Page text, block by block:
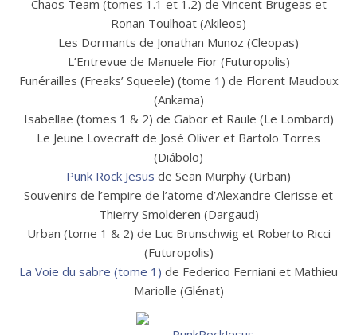
Chaos Team (tomes 1.1 et 1.2) de Vincent Brugeas et
Ronan Toulhoat (Akileos)
Les Dormants de Jonathan Munoz (Cleopas)
L’Entrevue de Manuele Fior (Futuropolis)
Funérailles (Freaks’ Squeele) (tome 1) de Florent Maudoux
(Ankama)
Isabellae (tomes 1 & 2) de Gabor et Raule (Le Lombard)
Le Jeune Lovecraft de José Oliver et Bartolo Torres
(Diábolo)
Punk Rock Jesus de Sean Murphy (Urban)
Souvenirs de l’empire de l’atome d’Alexandre Clerisse et
Thierry Smolderen (Dargaud)
Urban (tome 1 & 2) de Luc Brunschwig et Roberto Ricci
(Futuropolis)
La Voie du sabre (tome 1) de Federico Ferniani et Mathieu
Mariolle (Glénat)